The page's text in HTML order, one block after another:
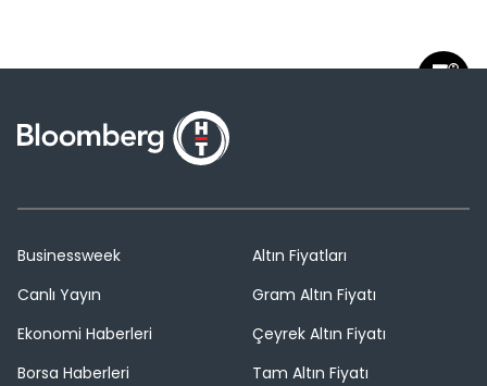
Businessweek
Canlı Yayın
Ekonomi Haberleri
Borsa Haberleri
Altın Fiyatları
Gram Altın Fiyatı
Çeyrek Altın Fiyatı
Tam Altın Fiyatı